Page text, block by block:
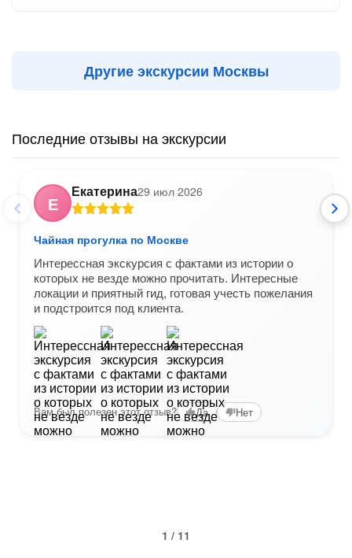
Другие экскурсии Москвы
Последние отзывы на экскурсии
Е
Екатерина29 июл 2026
Чайная прогулка по Москве
Интерессная экскурсия с фактами из истории о
которых не везде можно прочитать. Интересные
локации и приятный гид, готовая учесть пожелания
и подстроится под клиента.
Вам был полезен этот отзыв? Да Нет
1 / 11